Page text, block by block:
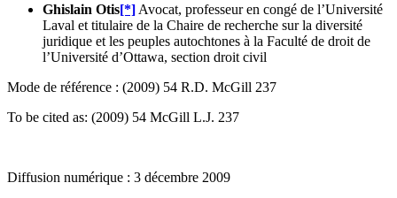
Ghislain Otis[*] Avocat, professeur en congé de l’Université
Laval et titulaire de la Chaire de recherche sur la diversité
juridique et les peuples autochtones à la Faculté de droit de
l’Université d’Ottawa, section droit civil
Mode de référence : (2009) 54 R.D. McGill 237
To be cited as: (2009) 54 McGill L.J. 237
Diffusion numérique : 3 décembre 2009